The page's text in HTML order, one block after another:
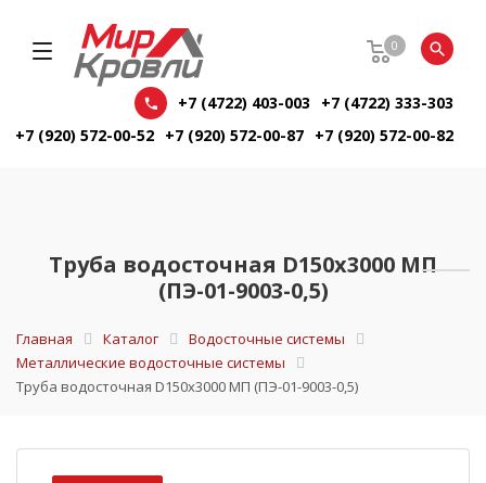
0
+7 (4722) 403-003
+7 (4722) 333-303
+7 (920) 572-00-52 +7 (920) 572-00-87 +7 (920) 572-00-82
Труба водосточная D150х3000 МП
(ПЭ-01-9003-0,5)
Главная Каталог
Водосточные системы
Металлические водосточные системы
Труба водосточная D150х3000 МП (ПЭ-01-9003-0,5)